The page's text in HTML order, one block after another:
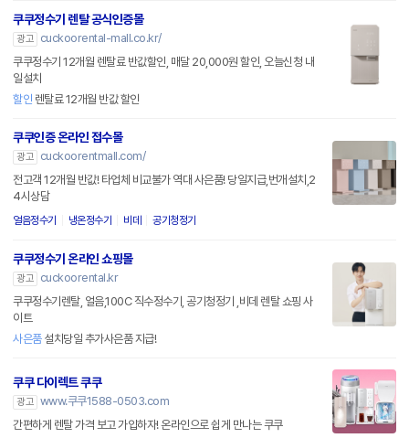
쿠쿠정수기 렌탈 공식인증몰
광고
cuckoorental-mall.co.kr/
쿠쿠정수기 12개월 렌탈료 반값할인, 매달 20,000원 할인, 오늘신청 내
일설치
할인 렌탈료 12개월 반값 할인
쿠쿠인증 온라인 접수몰
광고
cuckoorentmall.com/
전고객 12개월 반값! 타업체 비교불가 역대 사은품! 당일지급,번개설치,2
4시상담
얼음정수기 냉온정수기 비데 공기청정기
쿠쿠정수기 온라인 쇼핑몰
광고
cuckoorental.kr
쿠쿠정수기렌탈, 얼음,100C 직수정수기, 공기청정기 ,비데 렌탈 쇼핑 사
이트
사은품설치당일 추가사은품 지급!
쿠쿠 다이렉트 쿠쿠
광고 www.쿠쿠1588-0503.com
간편하게 렌탈 가격 보고 가입하자! 온라인으로 쉽게 만나는 쿠쿠